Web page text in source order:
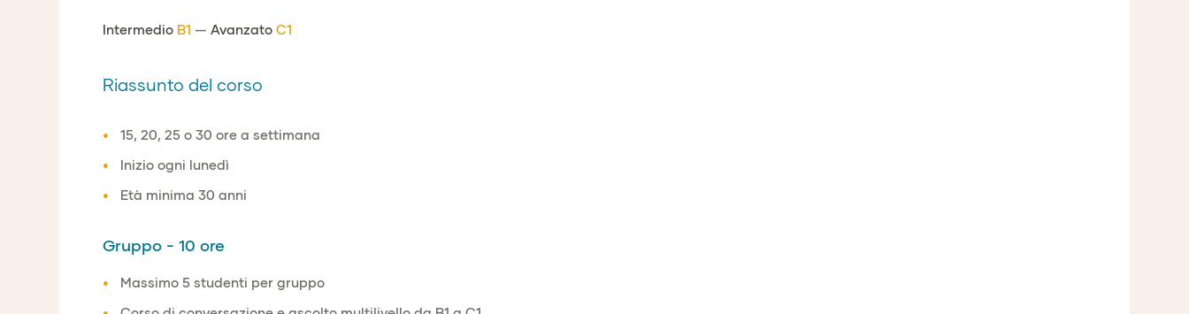
Intermedio B1 — Avanzato C1
Riassunto del corso
15, 20, 25 o 30 ore a settimana
Inizio ogni lunedì
Età minima 30 anni
Gruppo - 10 ore
Massimo 5 studenti per gruppo